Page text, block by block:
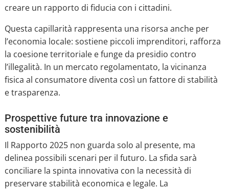
creare un rapporto di fiducia con i cittadini.
Questa capillarità rappresenta una risorsa anche per
l’economia locale: sostiene piccoli imprenditori, rafforza
la coesione territoriale e funge da presidio contro
l’illegalità. In un mercato regolamentato, la vicinanza
fisica al consumatore diventa così un fattore di stabilità
e trasparenza.
Prospettive future tra innovazione e
sostenibilità
Il Rapporto 2025 non guarda solo al presente, ma
delinea possibili scenari per il futuro. La sfida sarà
conciliare la spinta innovativa con la necessità di
preservare stabilità economica e legale. La